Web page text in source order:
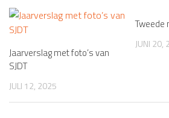
Jaarverslag met foto’s van
SJDT
JULI 12, 2025
Tweede
JUNI 20,